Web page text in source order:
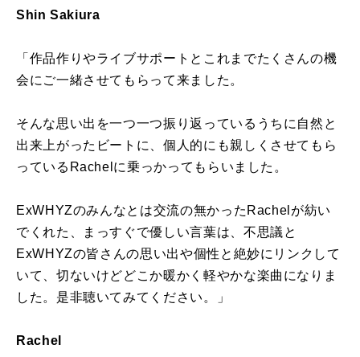
Shin Sakiura
「作品作りやライブサポートとこれまでたくさんの機
会にご一緒させてもらって来ました。
そんな思い出を一つ一つ振り返っているうちに自然と
出来上がったビートに、個人的にも親しくさせてもら
っているRachelに乗っかってもらいました。
ExWHYZのみんなとは交流の無かったRachelが紡い
でくれた、まっすぐで優しい言葉は、不思議と
ExWHYZの皆さんの思い出や個性と絶妙にリンクして
いて、切ないけどどこか暖かく軽やかな楽曲になりま
した。是非聴いてみてください。」
Rachel